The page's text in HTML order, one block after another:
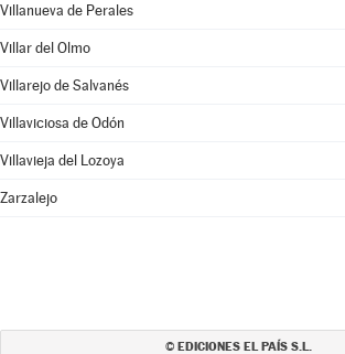
Villanueva de Perales
Villar del Olmo
Villarejo de Salvanés
Villaviciosa de Odón
Villavieja del Lozoya
Zarzalejo
© EDICIONES EL PAÍS S.L.